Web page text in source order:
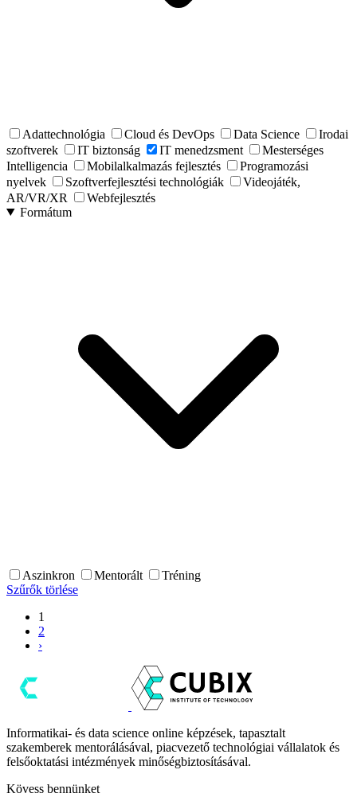
Adattechnológia Cloud és DevOps Data Science
Irodai
szoftverek
IT biztonság IT menedzsment
Mesterséges
Intelligencia
Mobilalkalmazás fejlesztés
Programozási
nyelvek
Szoftverfejlesztési technológiák
Videojáték,
AR/VR/XR
Webfejlesztés
Formátum
Aszinkron Mentorált
Tréning
Szűrők törlése
1
2
›
Informatikai- és data science online képzések, tapasztalt
szakemberek mentorálásával, piacvezető technológiai vállalatok és
felsőoktatási intézmények minőségbiztosításával.
Kövess bennünket